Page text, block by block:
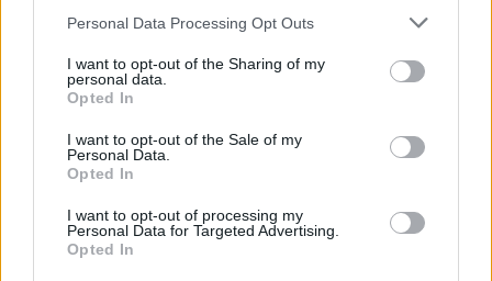
Personal Data Processing Opt Outs
I want to opt-out of the Sharing of my
personal data.
Opted In
I want to opt-out of the Sale of my
Personal Data.
Opted In
I want to opt-out of processing my
Personal Data for Targeted Advertising.
Opted In
4
UUTISET